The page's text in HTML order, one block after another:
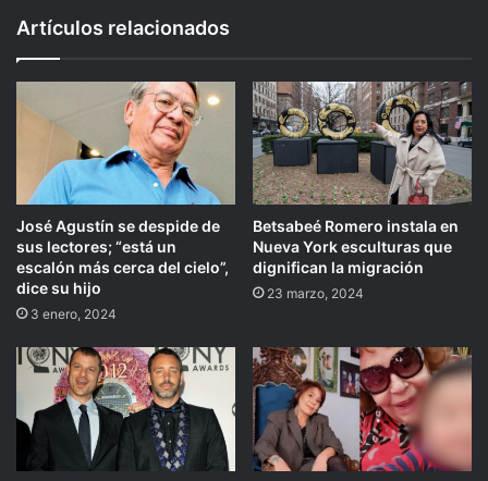
Artículos relacionados
José Agustín se despide de
sus lectores; “está un
escalón más cerca del cielo”,
dice su hijo
3 enero, 2024
Betsabeé Romero instala en
Nueva York esculturas que
dignifican la migración
23 marzo, 2024